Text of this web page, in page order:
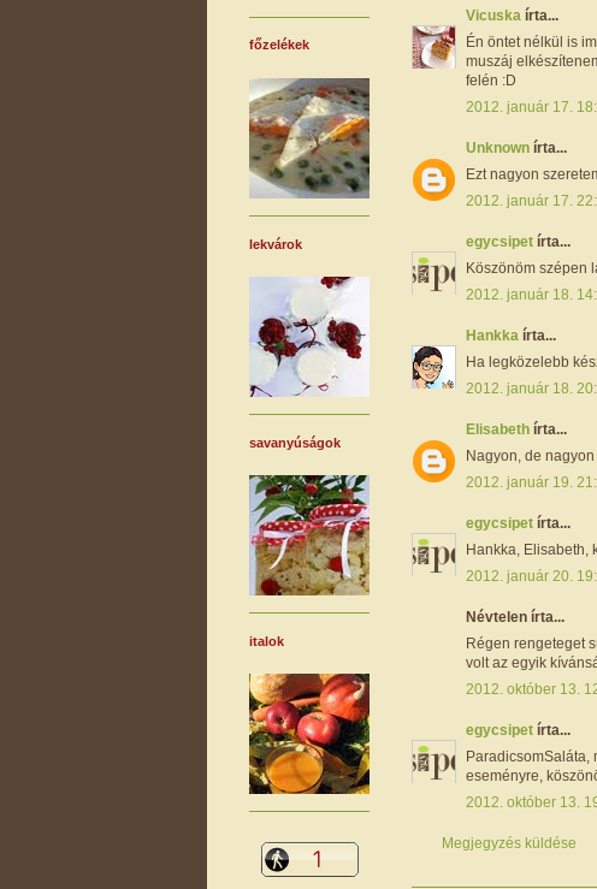
Vicuska írta...
Én öntet nélkül is
muszáj
felén :D
2012. január 17.
Unknown írta...
Ezt nagyon
2012. január 17.
egycsipet írta...
Köszönöm szépen
2012. január 18.
Hankka írta...
Ha legközelebb
2012. január 18.
Elisabeth írta...
Nagyon, de
2012. január 19.
egycsipet írta...
Hankka, Elisabeth,
2012. január 20.
Névtelen írta...
Régen rengeteget
volt az egyik
2012. október 13.
egycsipet írta...
ParadicsomSaláta,
eseményre,
2012. október 13.
Megjegyzés küldése
főzelékek
lekvárok
savanyúságok
italok